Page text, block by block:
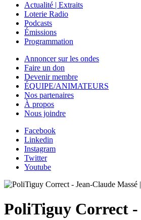
Actualité | Extraits
Loterie Radio
Podcasts
Émissions
Programmation
Annoncer sur les ondes
Faire un don
Devenir membre
ÉQUIPE/ANIMATEURS
Nos partenaires
À propos
Nous joindre
Facebook
Linkedin
Instagram
Twitter
Youtube
PoliTiguy Correct -